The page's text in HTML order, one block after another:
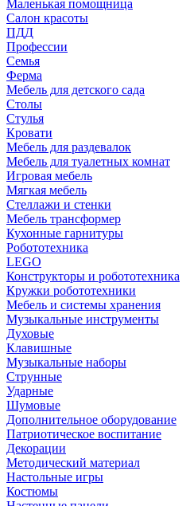
Маленькая помощница
Салон красоты
ПДД
Профессии
Семья
Ферма
Мебель для детского сада
Столы
Cтулья
Кровати
Мебель для раздевалок
Мебель для туалетных комнат
Игровая мебель
Мягкая мебель
Стеллажи и стенки
Мебель трансформер
Кухонные гарнитуры
Робототехника
LEGO
Конструкторы и робототехника
Кружки робототехники
Мебель и системы хранения
Музыкальные инструменты
Духовые
Клавишные
Музыкальные наборы
Струнные
Ударные
Шумовые
Дополнительное оборудование
Патриотическое воспитание
Декорации
Методический материал
Настольные игры
Костюмы